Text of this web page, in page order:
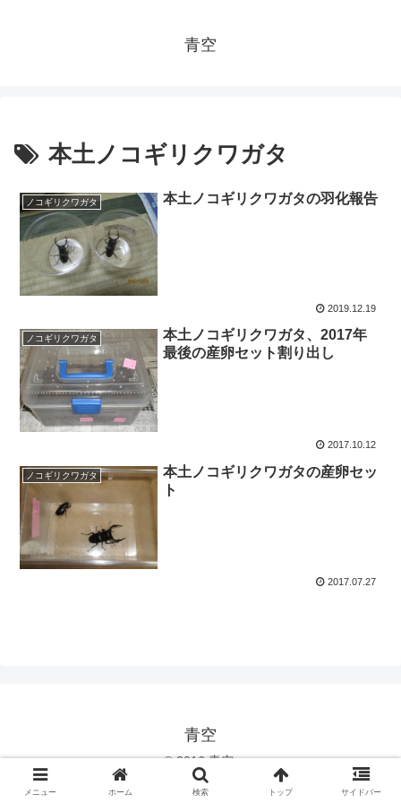
青空
本土ノコギリクワガタ
ノコギリクワガタ 本土ノコギリクワガタの羽化報告
2019.12.19
ノコギリクワガタ
本土ノコギリクワガタ、2017年
最後の産卵セット割り出し
2017.10.12
ノコギリクワガタ
本土ノコギリクワガタの産卵セッ
ト
2017.07.27
青空
© 2016 青空.
メニュー ホーム 検索 トップ サイドバー